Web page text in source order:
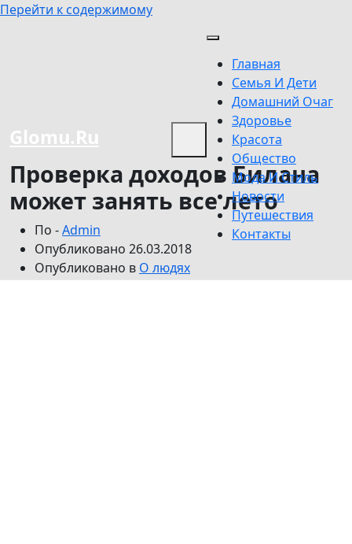
Перейти к содержимому
Glomu.Ru
Главная
Семья И Дети
Домашний Очаг
Здоровье
Красота
Общество
Мода И Стиль
Новости
Путешествия
Контакты
Проверка доходов Билана
может занять все лето
По -Admin
Опубликовано 26.03.2018
Опубликовано в О людях